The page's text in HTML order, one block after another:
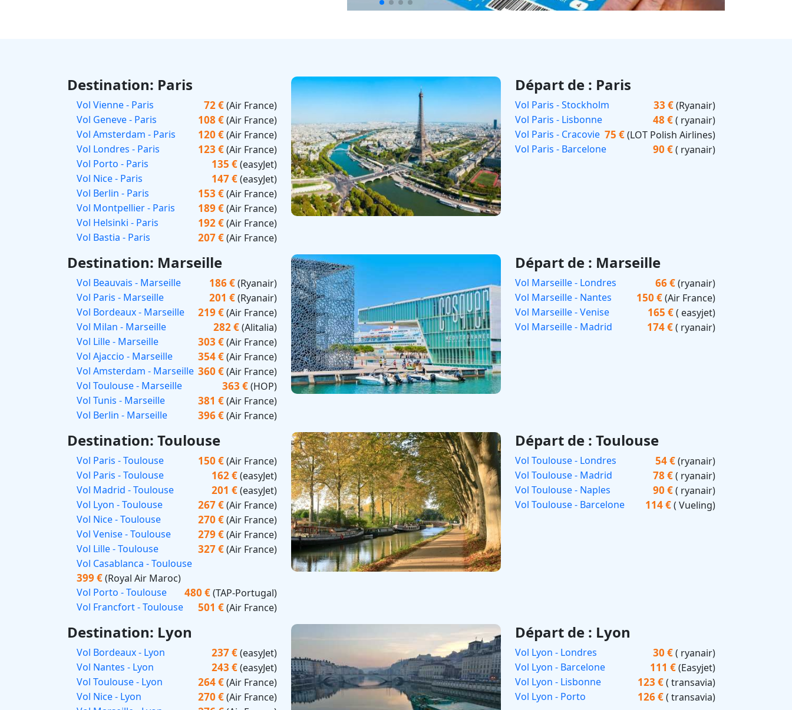
HOP ! "value cost" qui offre des vols courts et
moyens courriers. Ainsi les offres devols pas chers
par exemple versNice,Parisou Berlinaugmente
sans cesse.
Destination: Paris
Vol Vienne - Paris 72 €(Air France)
Vol Geneve - Paris
108 €(Air France)
Vol Amsterdam - Paris
120 €(Air France)
Vol Londres - Paris
123 €(Air France)
Vol Porto - Paris
135 €(easyJet)
Vol Nice - Paris
147 €(easyJet)
Vol Berlin - Paris
153 €(Air France)
Vol Montpellier - Paris
189 €(Air France)
Vol Helsinki - Paris
192 €(Air France)
Vol Bastia - Paris
207 €(Air France)
Départ de : Paris
Vol Paris - Stockholm 33 €(Ryanair)
Vol Paris - Lisbonne
48 €( ryanair)
Vol Paris - Cracovie 75 €(LOT Polish Airlines)
Vol Paris - Barcelone
90 €( ryanair)
Destination: Marseille
Vol Beauvais - Marseille 186 €(Ryanair)
Vol Paris - Marseille
201 €(Ryanair)
Vol Bordeaux - Marseille
219 €(Air France)
Vol Milan - Marseille
282 €(Alitalia)
Vol Lille - Marseille
303 €(Air France)
Vol Ajaccio - Marseille
354 €(Air France)
Vol Amsterdam - Marseille 360 €(Air France)
Vol Toulouse - Marseille
363 €(HOP)
Vol Tunis - Marseille
381 €(Air France)
Vol Berlin - Marseille
396 €(Air France)
Départ de : Marseille
Vol Marseille - Londres 66 €(ryanair)
Vol Marseille - Nantes
150 €(Air France)
Vol Marseille - Venise
165 €( easyjet)
Vol Marseille - Madrid
174 €( ryanair)
Destination: Toulouse
Vol Paris - Toulouse 150 €(Air France)
Vol Paris - Toulouse
162 €(easyJet)
Vol Madrid - Toulouse
201 €(easyJet)
Vol Lyon - Toulouse
267 €(Air France)
Vol Nice - Toulouse
270 €(Air France)
Vol Venise - Toulouse
279 €(Air France)
Vol Lille - Toulouse
327 €(Air France)
Vol Casablanca - Toulouse
399 €(Royal Air Maroc)
Vol Porto - Toulouse
480 €(TAP-Portugal)
Vol Francfort - Toulouse
501 €(Air France)
Départ de : Toulouse
Vol Toulouse - Londres 54 €(ryanair)
Vol Toulouse - Madrid
78 €( ryanair)
Vol Toulouse - Naples
90 €( ryanair)
Vol Toulouse - Barcelone
114 €( Vueling)
Destination: Lyon
Vol Bordeaux - Lyon 237 €(easyJet)
Vol Nantes - Lyon
243 €(easyJet)
Vol Toulouse - Lyon
264 €(Air France)
Vol Nice - Lyon
270 €(Air France)
Départ de : Lyon
Vol Lyon - Londres 30 €( ryanair)
Vol Lyon - Barcelone
111 €(Easyjet)
Vol Lyon - Lisbonne
123 €( transavia)
Vol Lyon - Porto
126 €( transavia)